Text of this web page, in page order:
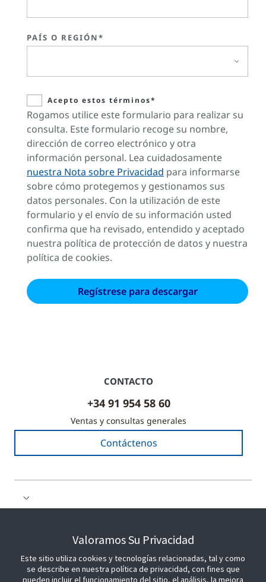
PAÍS O REGIÓN*
Acepto estos términos*
Rogamos utilice este formulario para realizar su
consulta. Este formulario recoge su nombre,
dirección de correo electrónico y otra
información personal. Lea cuidadosamente
nuestra Nota sobre Privacidad para informarse
sobre cómo protegemos y gestionamos sus
datos personales. Con la utilización de este
formulario y el envío de su información usted
confirma que ha revisado, entendido y aceptado
nuestra política de protección de datos y nuestra
política de cookies.
CONTACTO
+34 91 954 58 60
Ventas y consultas generales
Contáctenos
ÚNETE A NOSOTROS
Valoramos Su Privacidad
Este sitio utiliza cookies y tecnologías relacionadas, tal y como
se describe en nuestra política de privacidad, con fines que
pueden incluir el funcionamiento del sitio, el análisis, la mejora